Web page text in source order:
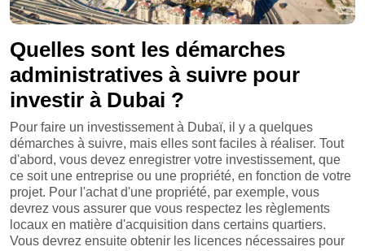
Quelles sont les démarches
administratives à suivre pour
investir à Dubai ?
Pour faire un investissement à Dubaï, il y a quelques
démarches à suivre, mais elles sont faciles à réaliser. Tout
d'abord, vous devez enregistrer votre investissement, que
ce soit une entreprise ou une propriété, en fonction de votre
projet. Pour l'achat d'une propriété, par exemple, vous
devrez vous assurer que vous respectez les règlements
locaux en matière d'acquisition dans certains quartiers.
Vous devrez ensuite obtenir les licences nécessaires pour